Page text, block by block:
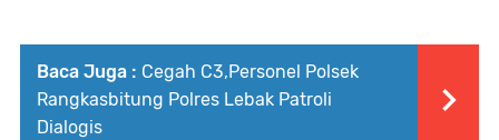
Baca Juga : Cegah C3,Personel Polsek
Rangkasbitung Polres Lebak Patroli
Dialogis